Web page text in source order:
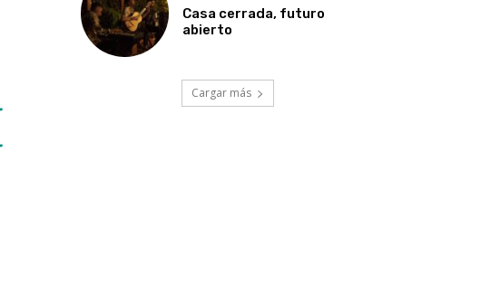
Casa cerrada, futuro
abierto
Cargar más